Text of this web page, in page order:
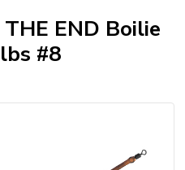
END Boilie
#8